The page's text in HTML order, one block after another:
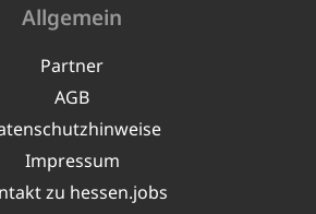
Allgemein
Partner
AGB
Impressum
zu hessen.jobs